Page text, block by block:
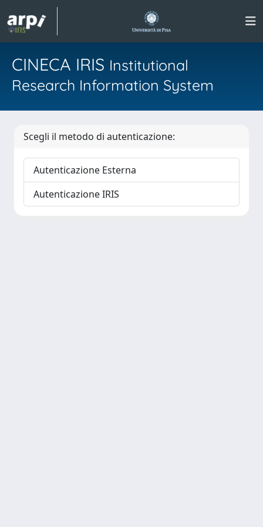
CINECA IRIS Institutional
Research Information System
Scegli il metodo di autenticazione:
Autenticazione Esterna
Autenticazione IRIS